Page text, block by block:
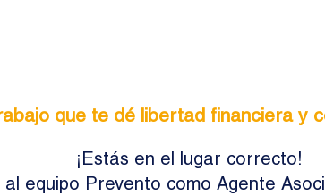
que te dé libertad financiera y
¡Estás en el lugar correcto!
equipo Prevento como Agente